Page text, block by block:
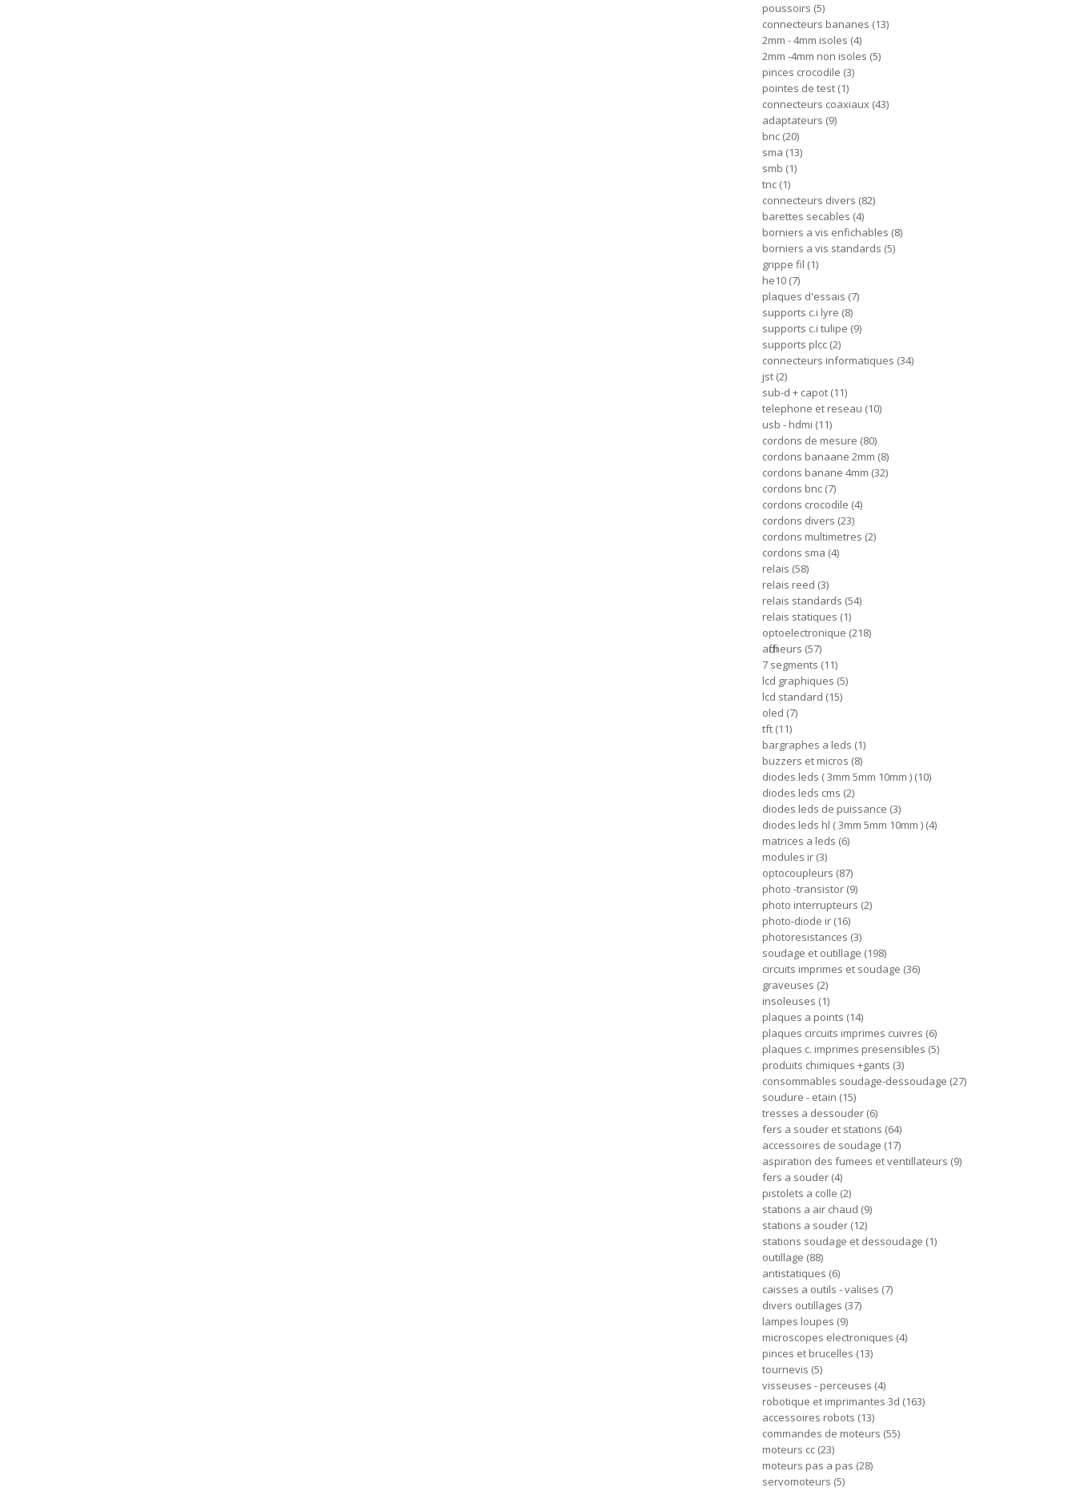
poussoirs 5
connecteurs bananes 13
2mm - 4mm isoles 4
2mm -4mm non isoles 5
pinces crocodile 3
pointes de test 1
connecteurs coaxiaux 43
adaptateurs 9
bnc 20
sma 13
smb 1
tnc 1
connecteurs divers 82
barettes secables 4
borniers a vis enfichables 8
borniers a vis standards 5
grippe fil 1
he10 7
plaques d'essais 7
supports c.i lyre 8
supports c.i tulipe 9
supports plcc 2
connecteurs informatiques 34
jst 2
sub-d + capot 11
telephone et reseau 10
usb - hdmi 11
cordons de mesure 80
cordons banaane 2mm 8
cordons banane 4mm 32
cordons bnc 7
cordons crocodile 4
cordons divers 23
cordons multimetres 2
cordons sma 4
relais 58
relais reed 3
relais standards 54
relais statiques 1
optoelectronique 218
afficheurs 57
7 segments 11
lcd graphiques 5
lcd standard 15
oled 7
tft 11
bargraphes a leds 1
buzzers et micros 8
diodes leds ( 3mm 5mm 10mm ) 10
diodes leds cms 2
diodes leds de puissance 3
diodes leds hl ( 3mm 5mm 10mm ) 4
matrices a leds 6
modules ir 3
optocoupleurs 87
photo -transistor 9
photo interrupteurs 2
photo-diode ir 16
photoresistances 3
soudage et outillage 198
circuits imprimes et soudage 36
graveuses 2
insoleuses 1
plaques a points 14
plaques circuits imprimes cuivres 6
plaques c. imprimes presensibles 5
produits chimiques +gants 3
consommables soudage-dessoudage 27
soudure - etain 15
tresses a dessouder 6
fers a souder et stations 64
accessoires de soudage 17
aspiration des fumees et ventillateurs 9
fers a souder 4
pistolets a colle 2
stations a air chaud 9
stations a souder 12
stations soudage et dessoudage 1
outillage 88
antistatiques 6
caisses a outils - valises 7
divers outillages 37
lampes loupes 9
microscopes electroniques 4
pinces et brucelles 13
tournevis 5
visseuses - perceuses 4
robotique et imprimantes 3d 163
accessoires robots 13
commandes de moteurs 55
moteurs cc 23
moteurs pas a pas 28
servomoteurs 5